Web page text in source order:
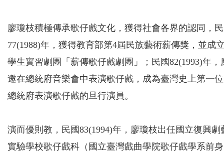
廖瓊枝積極傳承歌仔戲文化，獲得社會各界的認同，
77(1988)年，獲得教育部第4屆民族藝術薪傳獎，並成
學生實習劇團「薪傳歌仔戲劇團」；民國82(1993)年，
邀在總統府音樂會中表演歌仔戲，成為臺灣史上第一
總統府表演歌仔戲的旦行演員。
演而優則教，民國83(1994)年，廖瓊枝出任國立復興劇
實驗學校歌仔戲科（國立臺灣戲曲學院歌仔戲學系前